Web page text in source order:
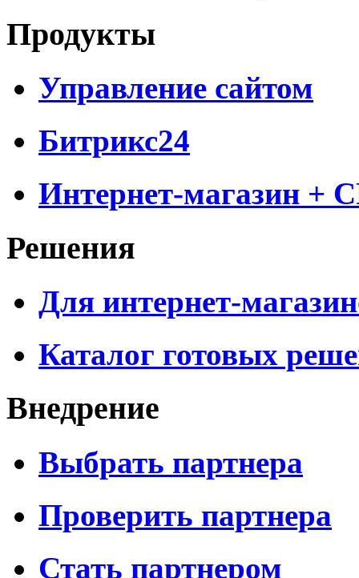
Продукты
Управление сайтом
Битрикс24
Интернет-магазин +
Решения
Для интернет-
Каталог готовых
Внедрение
Выбрать партнера
Проверить партнера
Стать партнером